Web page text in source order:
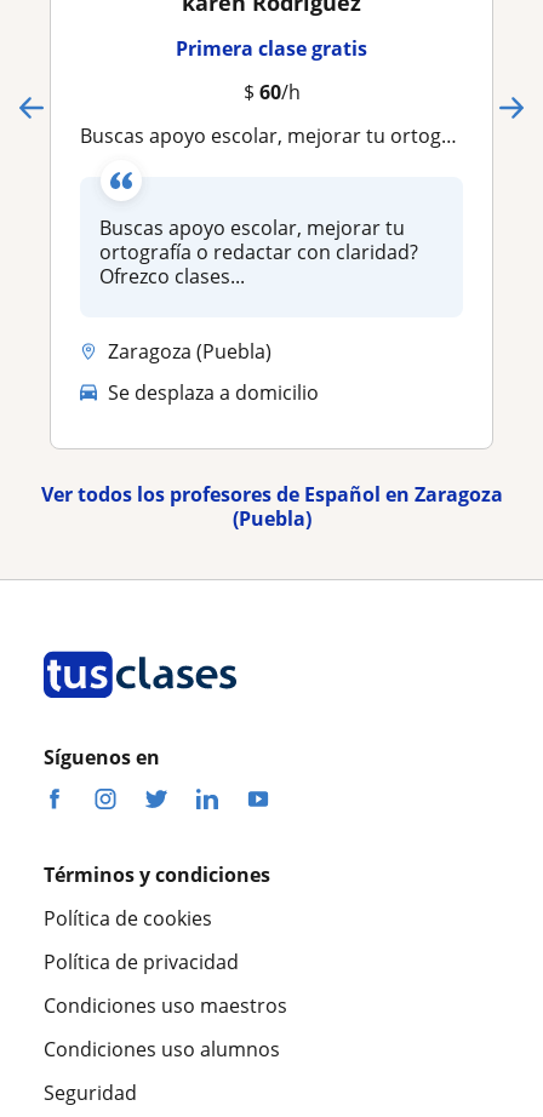
Primera clase gratis
$ 60/h
Buscas apoyo escolar, mejorar tu ortografía o redactar con claridad? Ofrezco clases particulares y personalizadas
Buscas apoyo escolar, mejorar tu
ortografía o redactar con claridad?
Ofrezco clases...
Zaragoza (Puebla)
Se desplaza a domicilio
Ver todos los profesores de Español en Zaragoza
(Puebla)
Síguenos en
Términos y condiciones
Política de cookies
Política de privacidad
Condiciones uso maestros
Condiciones uso alumnos
Seguridad